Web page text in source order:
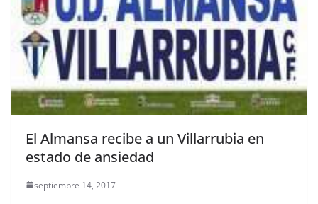
El Almansa recibe a un Villarrubia en
estado de ansiedad
septiembre 14, 2017